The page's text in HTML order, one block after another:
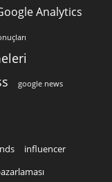
Analytics
google news
influencer